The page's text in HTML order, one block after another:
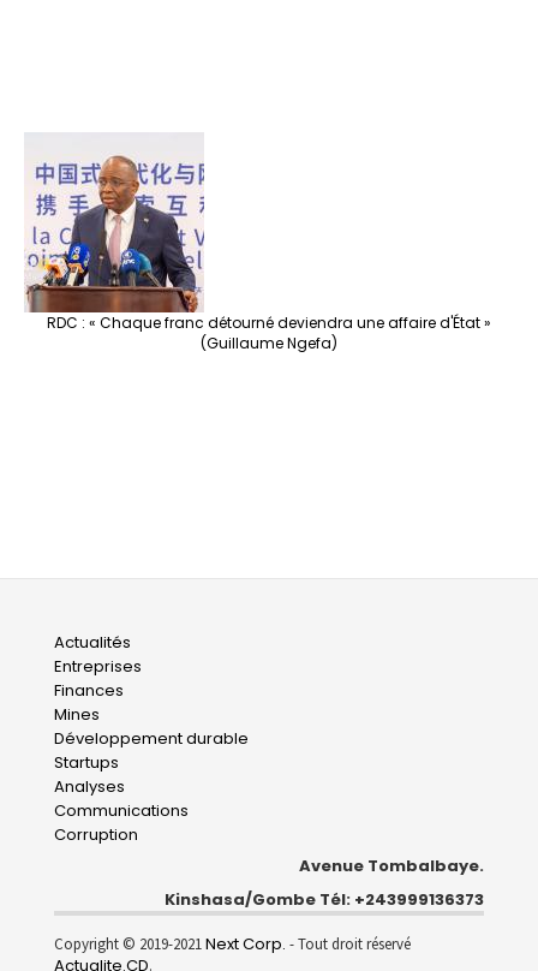
RDC : « Chaque franc détourné deviendra une affaire d'État »
(Guillaume Ngefa)
Main
navigation
Actualités
Entreprises
Finances
Mines
Développement durable
Startups
Analyses
Communications
Corruption
Avenue Tombalbaye.
Kinshasa/Gombe Tél: +243999136373
Copyright © 2019-2021Next Corp. - Tout droit réservé
Actualite.CD.